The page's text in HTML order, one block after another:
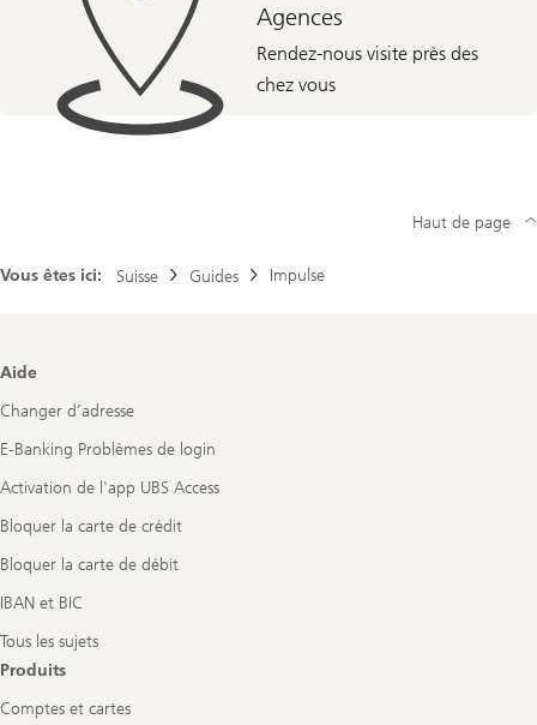
Agences
Rendez-nous visite près des
chez vous
Vous êtes ici: Suisse Guides Impulse
Haut de page
Footer
Aide
Changer d’adresse
E-Banking Problèmes de login
Activation de l'app UBS Access
Bloquer la carte de crédit
Bloquer la carte de débit
IBAN et BIC
Tous les sujets
Produits
Comptes et cartes